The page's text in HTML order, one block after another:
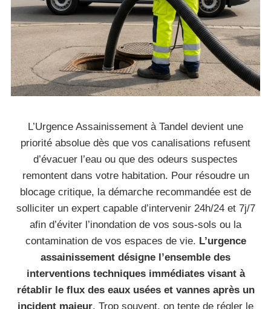
L’Urgence Assainissement à Tandel devient une
priorité absolue dès que vos canalisations refusent
d’évacuer l’eau ou que des odeurs suspectes
remontent dans votre habitation. Pour résoudre un
blocage critique, la démarche recommandée est de
solliciter un expert capable d’intervenir 24h/24 et 7j/7
afin d’éviter l’inondation de vos sous-sols ou la
contamination de vos espaces de vie. L’urgence
assainissement désigne l’ensemble des
interventions techniques immédiates visant à
rétablir le flux des eaux usées et vannes après un
incident majeur. Trop souvent, on tente de régler le